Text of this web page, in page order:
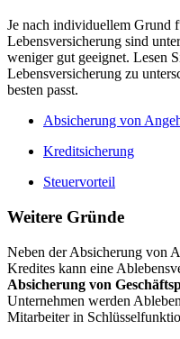
Je nach individuellem Grund
Lebensversicherung sind
weniger gut geeignet. Lesen
Lebensversicherung zu
besten passt.
Absicherung von
Kreditsicherung
Steuervorteil
Weitere Gründe
Neben der Absicherung von
Kredites kann eine
Absicherung von
Unternehmen werden
Mitarbeiter in